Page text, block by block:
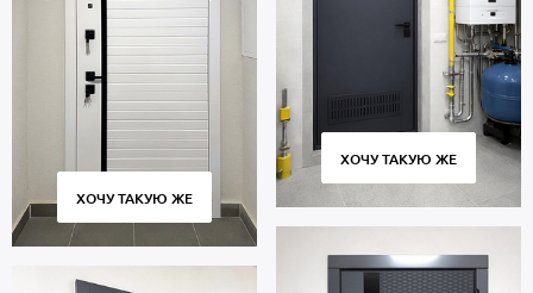
ХОЧУ ТАКУЮ ЖЕ
ХОЧУ ТАКУЮ ЖЕ